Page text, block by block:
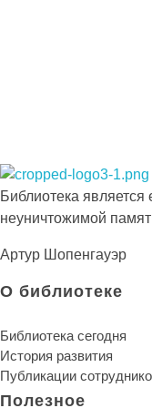
Библиотека КБГУ
Библиотека КБГУ
Библиотека
неуничтожимой
Артур Шопенгауэр
О библиотеке
Библиотека сегодня
История развития
Публикации
Полезное